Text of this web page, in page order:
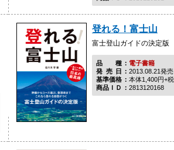
登れる！富士山
富士登山ガイドの決定版
品種電子書籍
発売日 2013.08.21発売
基準価格
本体1,400円+税
商品ＩＤ
2813120168